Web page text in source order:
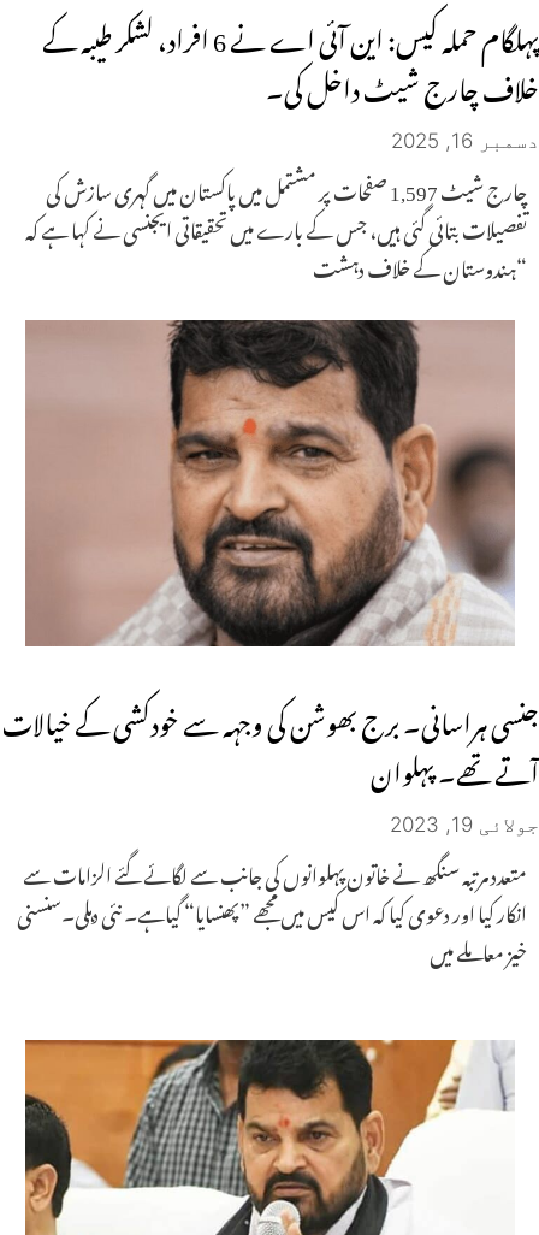
پہلگام حملہ کیس: این آئی اے نے 6 افراد، لشکر طیبہ کے
خلاف چارج شیٹ داخل کی۔
دسمبر 16, 2025
چارج شیٹ 1,597 صفحات پر مشتمل میں پاکستان میں گہری سازش کی
تفصیلات بتائی گئی ہیں، جس کے بارے میں تحقیقاتی ایجنسی نے کہا ہے کہ
“ہندوستان کے خلاف دہشت
جنسی ہراسانی۔ برج بھوشن کی وجہہ سے خودکشی کے خیالات
آتے تھے۔ پہلوان
جولائی 19, 2023
متعدد مرتبہ سنگھ نے خاتون پہلوانوں کی جانب سے لگائے گئے الزامات سے
انکار کیا اور دعوی کیا کہ اس کیس میں مجھے ”پھنسایا“ گیاہے۔ نئی دہلی۔سنسنی
خیز معاملے میں